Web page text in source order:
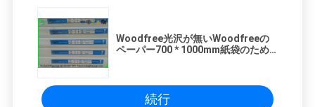
Woodfree光沢が無いWoodfreeの
ペーパー700 * 1000mm紙袋のため
続行